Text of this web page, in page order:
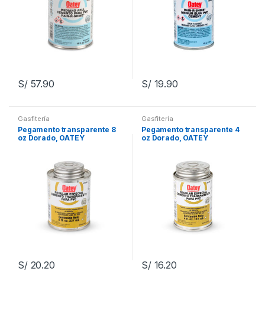
S/57.90 S/19.90
Gasfitería
Pegamento transparente 8
oz Dorado, OATEY
S/20.20
Gasfitería
Pegamento transparente 4
oz Dorado, OATEY
S/16.20